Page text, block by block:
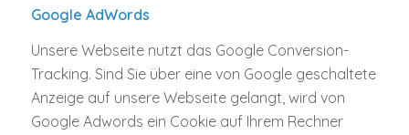
Google AdWords
Unsere Webseite nutzt das Google Conversion-
Tracking. Sind Sie über eine von Google geschaltete
Anzeige auf unsere Webseite gelangt, wird von
Google Adwords ein Cookie auf Ihrem Rechner